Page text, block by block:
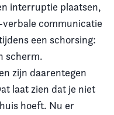
interruptie plaatsen,
communicatie
een schorsing:
scherm.
zijn daarentegen
laat zien dat je niet
hoeft. Nu er